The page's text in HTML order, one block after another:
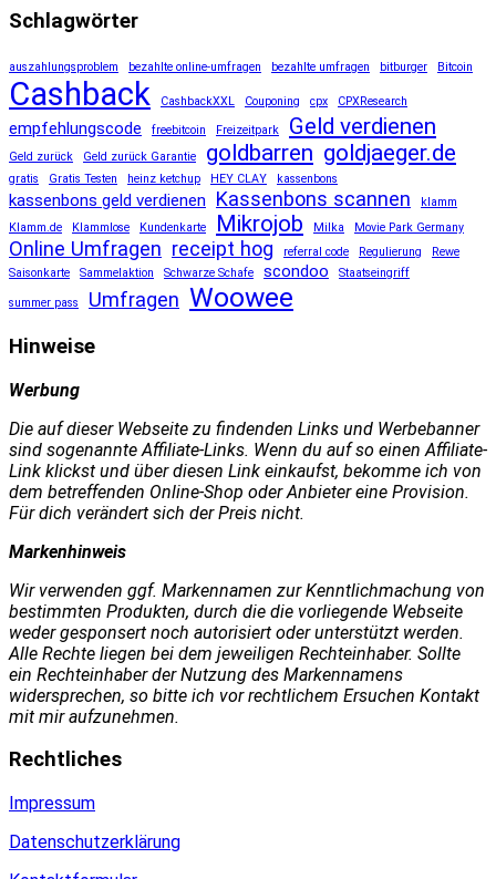
Schlagwörter
auszahlungsproblem bezahlte online-umfragen bezahlte umfragen bitburger Bitcoin
Cashback CashbackXXL Couponing cpx CPXResearch
empfehlungscode freebitcoin Freizeitpark Geld verdienen
Geld zurück Geld zurück Garantie goldbarren goldjaeger.de
gratis Gratis Testen heinz ketchup HEY CLAY kassenbons
kassenbons geld verdienen Kassenbons scannen
klamm
Klamm.de
Klammlose Kundenkarte Mikrojob Milka Movie Park Germany
Online Umfragen receipt hog referral code Regulierung
Rewe
Saisonkarte
Sammelaktion Schwarze Schafe scondoo Staatseingriff
summer pass Umfragen Woowee
Hinweise
Werbung
Die auf dieser Webseite zu findenden Links und Werbebanner
sind sogenannte Affiliate-Links. Wenn du auf so einen Affiliate-
Link klickst und über diesen Link einkaufst, bekomme ich von
dem betreffenden Online-Shop oder Anbieter eine Provision.
Für dich verändert sich der Preis nicht.
Markenhinweis
Wir verwenden ggf. Markennamen zur Kenntlichmachung von
bestimmten Produkten, durch die die vorliegende Webseite
weder gesponsert noch autorisiert oder unterstützt werden.
Alle Rechte liegen bei dem jeweiligen Rechteinhaber. Sollte
ein Rechteinhaber der Nutzung des Markennamens
widersprechen, so bitte ich vor rechtlichem Ersuchen Kontakt
mit mir aufzunehmen.
Rechtliches
Impressum
Datenschutzerklärung